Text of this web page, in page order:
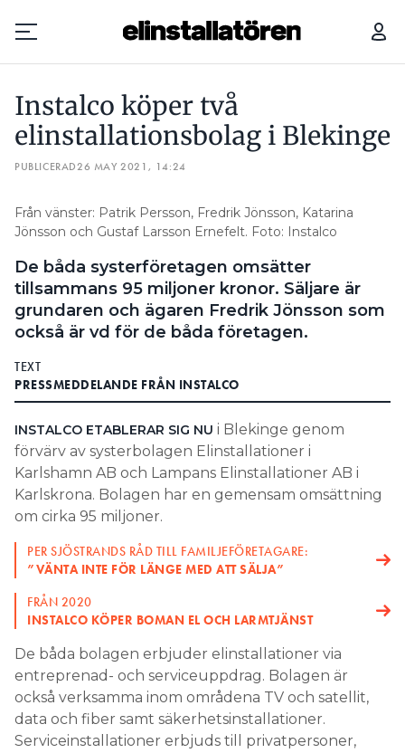
Prenumerera
Hantera prenumeration
Lediga jobb
Annonsera
Läs E-tidningen
Kontakt
Search for:
SEARCH
Instalco köper två
elinstallationsbolag i Blekinge
PUBLICERAD26 MAY 2021, 14:24
Från vänster: Patrik Persson, Fredrik Jönsson, Katarina
Jönsson och Gustaf Larsson Ernefelt. Foto: Instalco
De båda systerföretagen omsätter
tillsammans 95 miljoner kronor. Säljare är
grundaren och ägaren Fredrik Jönsson som
också är vd för de båda företagen.
TEXT
PRESSMEDDELANDE FRÅN INSTALCO
INSTALCO ETABLERAR SIG NU i Blekinge genom
förvärv av systerbolagen Elinstallationer i
Karlshamn AB och Lampans Elinstallationer AB i
Karlskrona. Bolagen har en gemensam omsättning
om cirka 95 miljoner.
PER SJÖSTRANDS RÅD TILL FAMILJEFÖRETAGARE:
”VÄNTA INTE FÖR LÄNGE MED ATT SÄLJA”
FRÅN 2020
INSTALCO KÖPER BOMAN EL OCH LARMTJÄNST
De båda bolagen erbjuder elinstallationer via
entreprenad- och serviceuppdrag. Bolagen är
också verksamma inom områdena TV och satellit,
data och fiber samt säkerhetsinstallationer.
Serviceinstallationer erbjuds till privatpersoner,